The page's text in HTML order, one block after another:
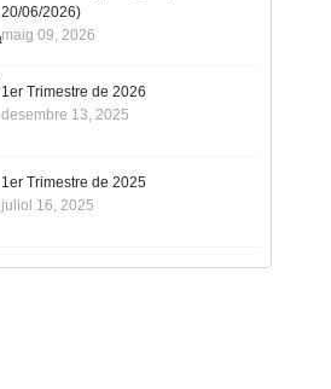
20/06/2026)
maig 09, 2026
1er Trimestre de 2026
desembre 13, 2025
1er Trimestre de 2025
juliol 16, 2025